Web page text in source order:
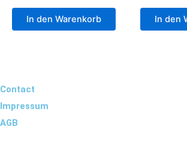
In den Warenkorb In den
Contact
Impressum
AGB